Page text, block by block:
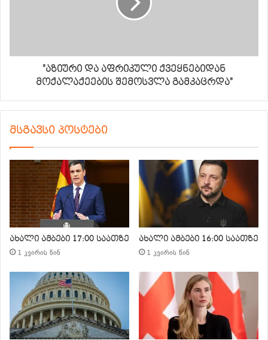
"აზიური და აფრიკული ქვეყნებიდან
მოქალაქეების შემოსვლა გამკაცრდა"
მსგავსი პოსტები
ახალი ამბები 17:00 საათზე
1 კვირის წინ
ახალი ამბები 16:00 საათზე
1 კვირის წინ